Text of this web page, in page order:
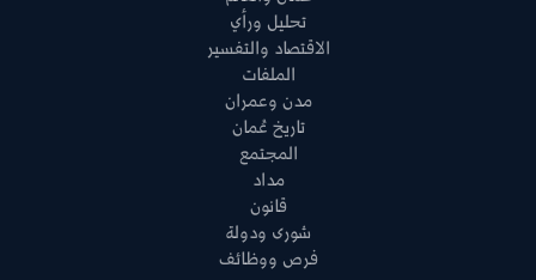
تحليل ورأي
الاقتصاد والتفسير
الملفات
مدن وعمران
تاريخ عُمان
المجتمع
مداد
قانون
شورى ودولة
فرص ووظائف